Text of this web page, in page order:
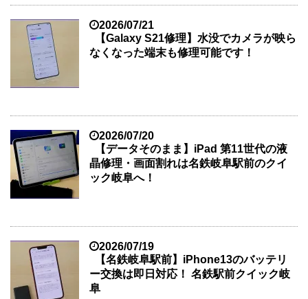
2026/07/21
【Galaxy S21修理】水没でカメラが映ら
なくなった端末も修理可能です！
2026/07/20
【データそのまま】iPad 第11世代の液
晶修理・画面割れは名鉄岐阜駅前のクイ
ック岐阜へ！
2026/07/19
【名鉄岐阜駅前】iPhone13のバッテリ
ー交換は即日対応！ 名鉄駅前クイック岐
阜